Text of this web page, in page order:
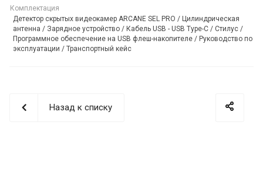
Комплектация
Детектор скрытых видеокамер ARCANE SEL PRO / Цилиндрическая
антенна / Зарядное устройство / Кабель USB - USB Type-C / Стилус /
Программное обеспечение на USB флеш-накопителе / Руководство по
эксплуатации / Транспортный кейс
Назад к списку